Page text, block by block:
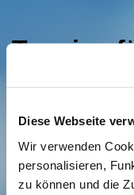
Diese Webseite
Wir verwenden
personalisieren,
zu können und die
Termine